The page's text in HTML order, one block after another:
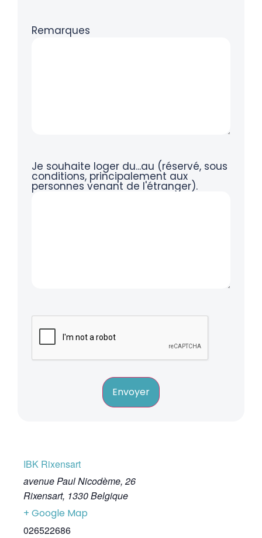
Remarques
Je souhaite loger du...au (réservé, sous
conditions, principalement aux
personnes venant de l'étranger).
Envoyer
IBK Rixensart
avenue Paul Nicodème, 26
Rixensart, 1330Belgique
+ Google Map
026522686